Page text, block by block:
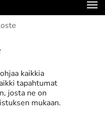
kaikkia
tapahtumat
josta ne on
mukaan.